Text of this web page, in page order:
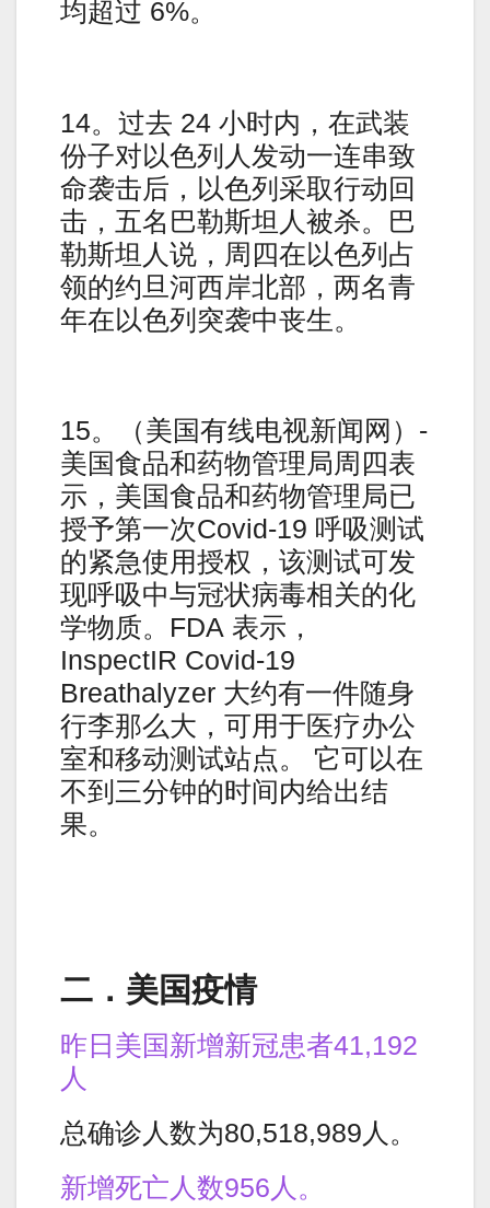
均超过 6%。
14。过去 24 小时内，在武装
份子对以色列人发动一连串致
命袭击后，以色列采取行动回
击，五名巴勒斯坦人被杀。巴
勒斯坦人说，周四在以色列占
领的约旦河西岸北部，两名青
年在以色列突袭中丧生。
15。（美国有线电视新闻网）-
美国食品和药物管理局周四表
示，美国食品和药物管理局已
授予第一次Covid-19 呼吸测试
的紧急使用授权，该测试可发
现呼吸中与冠状病毒相关的化
学物质。FDA 表示，
InspectIR Covid-19
Breathalyzer 大约有一件随身
行李那么大，可用于医疗办公
室和移动测试站点。 它可以在
不到三分钟的时间内给出结
果。
二．美国疫情
昨日美国新增新冠患者41,192
人
总确诊人数为80,518,989人。
新增死亡人数956人。